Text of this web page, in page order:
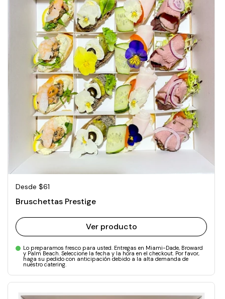
Precio normal
Desde $61
Bruschettas Prestige
Ver producto
Lo preparamos fresco para usted. Entregas en Miami-Dade, Broward
y Palm Beach. Seleccione la fecha y la hora en el checkout. Por favor,
haga su pedido con anticipación debido a la alta demanda de
nuestro catering.